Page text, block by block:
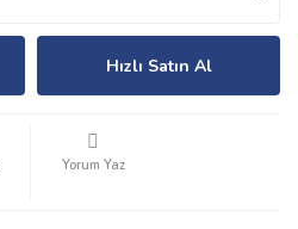
Hızlı Satın Al
Yorum Yaz